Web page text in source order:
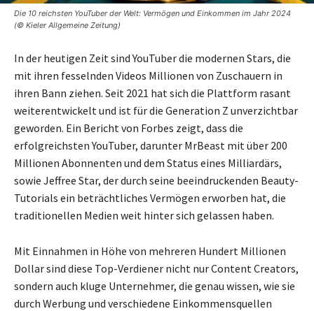
Die 10 reichsten YouTuber der Welt: Vermögen und Einkommen im Jahr 2024
(© Kieler Allgemeine Zeitung)
In der heutigen Zeit sind YouTuber die modernen Stars, die
mit ihren fesselnden Videos Millionen von Zuschauern in
ihren Bann ziehen. Seit 2021 hat sich die Plattform rasant
weiterentwickelt und ist für die Generation Z unverzichtbar
geworden. Ein Bericht von Forbes zeigt, dass die
erfolgreichsten YouTuber, darunter MrBeast mit über 200
Millionen Abonnenten und dem Status eines Milliardärs,
sowie Jeffree Star, der durch seine beeindruckenden Beauty-
Tutorials ein beträchtliches Vermögen erworben hat, die
traditionellen Medien weit hinter sich gelassen haben.
Mit Einnahmen in Höhe von mehreren Hundert Millionen
Dollar sind diese Top-Verdiener nicht nur Content Creators,
sondern auch kluge Unternehmer, die genau wissen, wie sie
durch Werbung und verschiedene Einkommensquellen